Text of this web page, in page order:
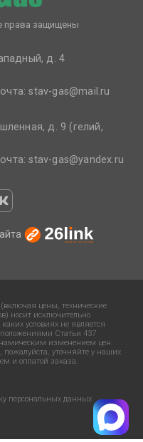
права защищены
д. 4
stav-gas@mail.ru​
д. 9 (гелий,
stav-gas@yandex.ru​
цены, технические
носит исключительно
условиях не является
положениями Статьи 437
изменением цен
пожалуйста, уточняйте у наших
и оплатой заказа.
персональных данных